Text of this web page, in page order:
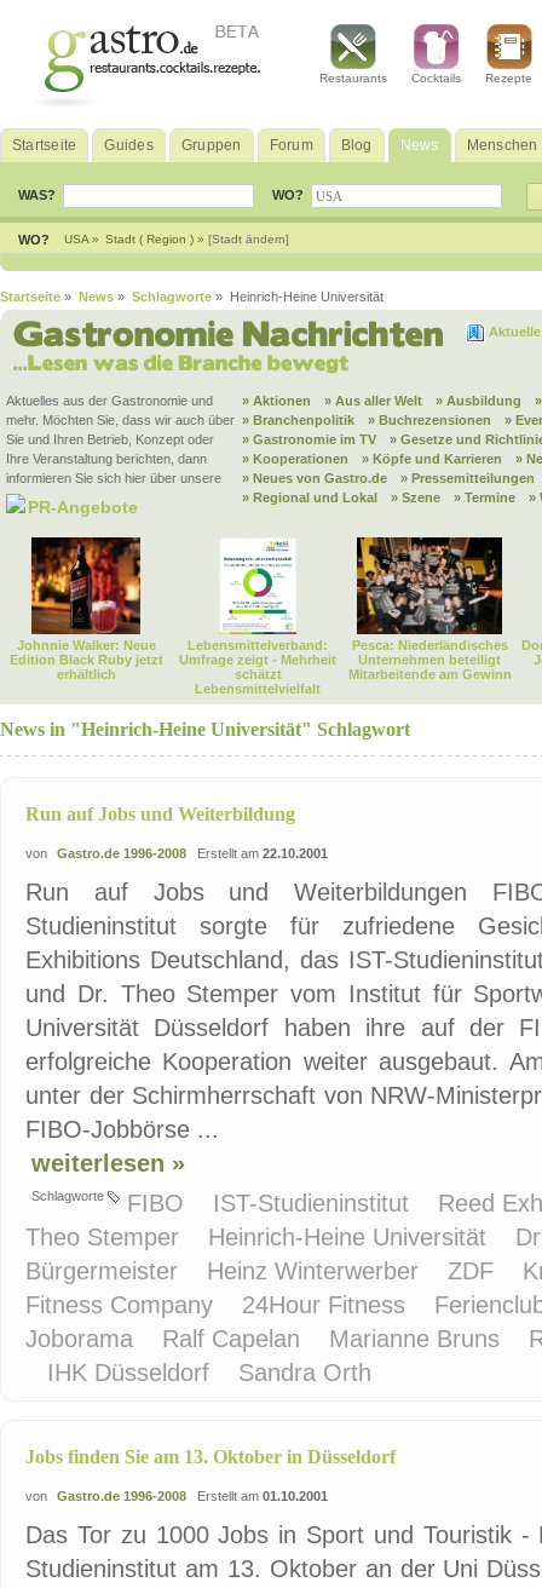
Restaurants Cocktails Rezepte
Startseite Guides Gruppen Forum Blog News Menschen
WAS? WO?
WO? USA » Stadt ( Region ) » [Stadt ändern]
Startseite » News » Schlagworte » Heinrich-Heine Universität
Aktuelles aus der Gastronomie und
mehr. Möchten Sie, dass wir auch über
Sie und Ihren Betrieb, Konzept oder
Ihre Veranstaltung berichten, dann
informieren Sie sich hier über unsere
PR-Angebote
» Aktionen » Aus aller Welt » Ausbildung
» Branchenpolitik
» Buchrezensionen
»
» Gastronomie im TV
» Gesetze und
» Kooperationen
» Köpfe und Karrieren
»
» Neues von Gastro.de
» Pressemitteilungen
» Regional und Lokal
» Szene » Termine »
Johnnie Walker: Neue
Edition Black Ruby jetzt
erhältlich
Lebensmittelverband:
Umfrage zeigt - Mehrheit
schätzt
Lebensmittelvielfalt
Pesca: Niederländisches
Unternehmen beteiligt
Mitarbeitende am Gewinn
News in "Heinrich-Heine Universität" Schlagwort
Run auf Jobs und Weiterbildung
von Gastro.de 1996-2008 Erstellt am 22.10.2001
Run auf Jobs und Weiterbildungen
Studieninstitut sorgte für zufriedene
Exhibitions Deutschland, das IST-
und Dr. Theo Stemper vom Institut für
Universität Düsseldorf haben ihre auf der
erfolgreiche Kooperation weiter ausgebaut.
unter der Schirmherrschaft von NRW-
FIBO-Jobbörse ...
weiterlesen »
Schlagworte FIBO IST-Studieninstitut
Reed
Theo Stemper
Heinrich-Heine Universität
Bürgermeister
Heinz Winterwerber ZDF
Fitness Company
24Hour Fitness
Joborama
Ralf Capelan Marianne Bruns
IHK Düsseldorf
Sandra Orth
Jobs finden Sie am 13. Oktober in Düsseldorf
von Gastro.de 1996-2008 Erstellt am 01.10.2001
Das Tor zu 1000 Jobs in Sport und Touristik -
Studieninstitut am 13. Oktober an der Uni